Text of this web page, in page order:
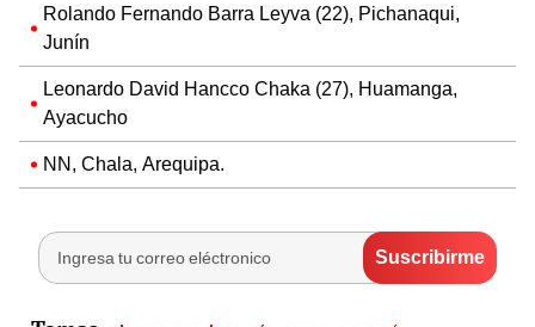
Rolando Fernando Barra Leyva (22), Pichanaqui,
Junín
Leonardo David Hancco Chaka (27), Huamanga,
Ayacucho
NN, Chala, Arequipa.